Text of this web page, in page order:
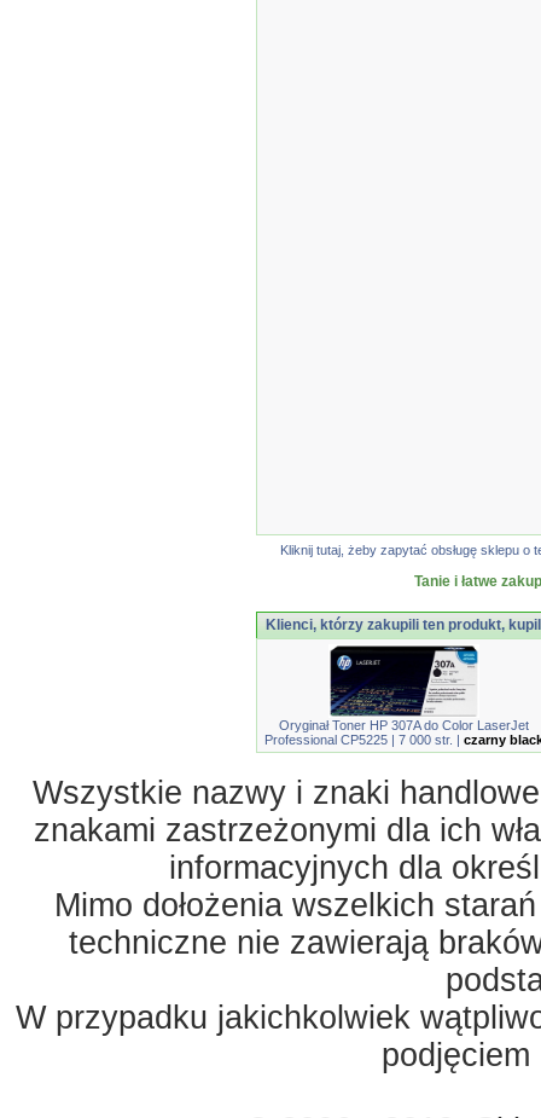
Kliknij tutaj, żeby zapytać obsługę sklepu
Tanie i łatwe
Klienci, którzy zakupili ten produkt,
Oryginał Toner HP 307A do Color LaserJet
Professional CP5225 | 7 000 str. | czarny
Wszystkie nazwy i znaki
znakami zastrzeżonymi dla ich
informacyjnych dla
Mimo dołożenia wszelkich
techniczne nie zawierają
W przypadku jakichkolwiek